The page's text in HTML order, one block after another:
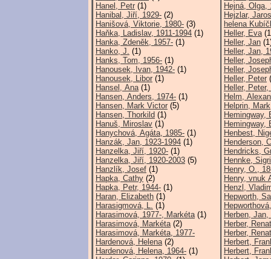
Hanel, Petr (1)
Hanibal, Jiří, 1929- (2)
Hanišová, Viktorie, 1980- (3)
Haňka, Ladislav, 1911-1994 (1)
Hanka, Zdeněk, 1957- (1)
Hanko, J. (1)
Hanks, Tom, 1956- (1)
Hanousek, Ivan, 1942- (1)
Hanousek, Libor (1)
Hansel, Ana(1)
Hansen, Anders, 1974- (1)
Hansen, Mark Victor (5)
Hansen, Thorkild (1)
Hanuš, Miroslav (1)
Hanychová, Agáta, 1985- (1)
Hanzák, Jan, 1923-1994 (1)
Hanzelka, Jiří, 1920- (1)
Hanzelka, Jiří, 1920-2003 (5)
Hanzlík, Josef (1)
Hapka, Cathy (2)
Hapka, Petr, 1944- (1)
Haran, Elizabeth (1)
Harasigmová, L. (1)
Harasimová, 1977-, Markéta(1)
Harasimová, Markéta(2)
Harasimová, Markéta, 1977-
Hardenová, Helena(2)
Hardenová, Helena, 1964- (1)
Hejná, Olga,
Hejzlar,
helena
Heller, Eva
Heller, Jan
Heller, Jan,
Heller,
Heller,
Heller, Peter
Heller, Peter,
Helm,
Helprin,
Hemingway,
Hemingway,
Henbest,
Henderson,
Hendricks,
Hennke,
Henry, O.,
Henry, vnuk
Henzl,
Hepworth,
Herben, Jan,
Herber,
Herber,
Herbert,
Herbert,